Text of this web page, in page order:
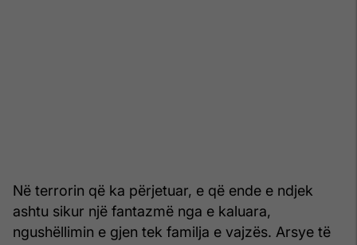
Në terrorin që ka përjetuar, e që ende e ndjek
ashtu sikur një fantazmë nga e kaluara,
ngushëllimin e gjen tek familja e vajzës. Arsye të